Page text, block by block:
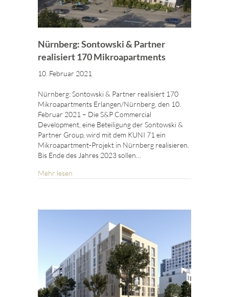
Nürnberg: Sontowski & Partner
realisiert 170 Mikroapartments
10. Februar 2021
Nürnberg: Sontowski & Partner realisiert 170
Mikroapartments Erlangen/Nürnberg, den 10.
Februar 2021 – Die S&P Commercial
Development, eine Beteiligung der Sontowski &
Partner Group, wird mit dem KUNI 71 ein
Mikroapartment-Projekt in Nürnberg realisieren.
Bis Ende des Jahres 2023 sollen…
Mehr lesen